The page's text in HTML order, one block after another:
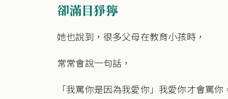
卻滿目猙獰
她也說到，很多父母在教育小孩時，
常常會說一句話，
「我罵你是因為我愛你」我愛你才會罵你